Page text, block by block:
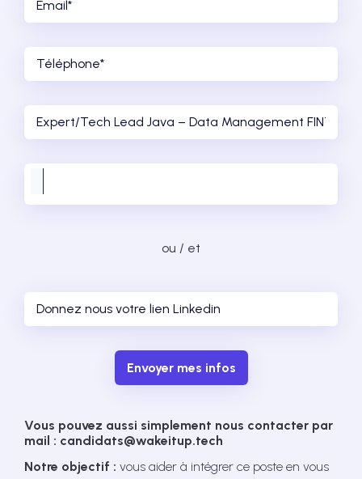
ou / et
Envoyer mes infos
Vous pouvez aussi simplement nous contacter par
mail : candidats@wakeitup.tech
Notre objectif : vous aider à intégrer ce poste en vous